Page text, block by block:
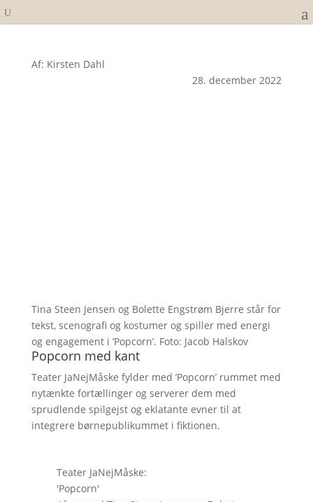
Af: Kirsten Dahl
28. december 2022
Tina Steen Jensen og Bolette Engstrøm Bjerre står for
tekst, scenografi og kostumer og spiller med energi
og engagement i ’Popcorn’. Foto: Jacob Halskov
Popcorn med kant
Teater JaNejMåske fylder med ’Popcorn’ rummet med
nytænkte fortællinger og serverer dem med
sprudlende spilgejst og eklatante evner til at
integrere børnepublikummet i fiktionen.
Teater JaNejMåske:
'Popcorn'